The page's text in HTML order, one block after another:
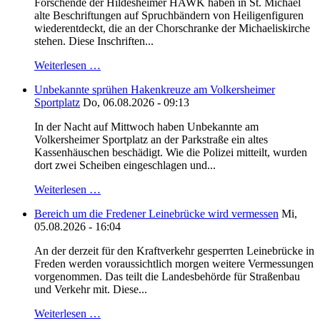
Forschende der Hildesheimer HAWK haben in St. Michael
alte Beschriftungen auf Spruchbändern von Heiligenfiguren
wiederentdeckt, die an der Chorschranke der Michaeliskirche
stehen. Diese Inschriften...
Weiterlesen …
Unbekannte sprühen Hakenkreuze am Volkersheimer
Sportplatz Do, 06.08.2026 - 09:13
In der Nacht auf Mittwoch haben Unbekannte am
Volkersheimer Sportplatz an der Parkstraße ein altes
Kassenhäuschen beschädigt. Wie die Polizei mitteilt, wurden
dort zwei Scheiben eingeschlagen und...
Weiterlesen …
Bereich um die Fredener Leinebrücke wird vermessen Mi,
05.08.2026 - 16:04
An der derzeit für den Kraftverkehr gesperrten Leinebrücke in
Freden werden voraussichtlich morgen weitere Vermessungen
vorgenommen. Das teilt die Landesbehörde für Straßenbau
und Verkehr mit. Diese...
Weiterlesen …